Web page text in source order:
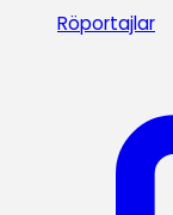
Röportajlar